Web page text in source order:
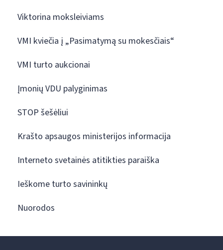
Viktorina moksleiviams
VMI kviečia į „Pasimatymą su mokesčiais“
VMI turto aukcionai
Įmonių VDU palyginimas
STOP šešėliui
Krašto apsaugos ministerijos informacija
Interneto svetainės atitikties paraiška
Ieškome turto savininkų
Nuorodos